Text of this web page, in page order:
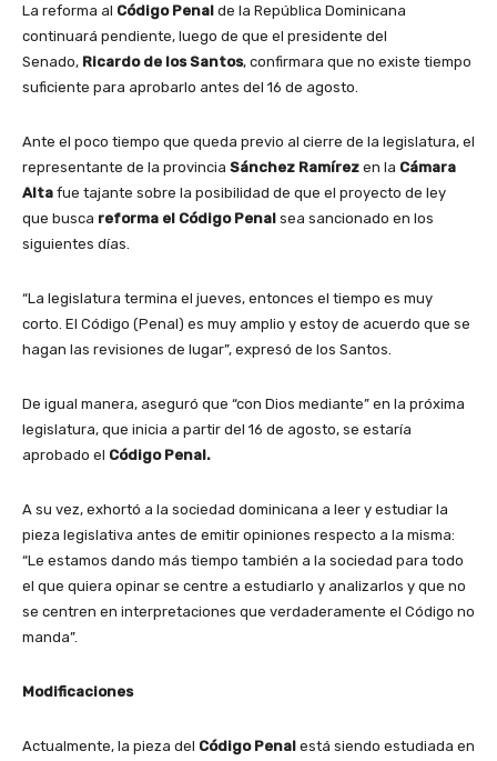
La reforma al Código Penal de la República Dominicana
continuará pendiente, luego de que el presidente del
Senado, Ricardo de los Santos, confirmara que no existe tiempo
suficiente para aprobarlo antes del 16 de agosto.
Ante el poco tiempo que queda previo al cierre de la legislatura, el
representante de la provincia Sánchez Ramírez en la Cámara
Alta fue tajante sobre la posibilidad de que el proyecto de ley
que busca reforma el Código Penal sea sancionado en los
siguientes días.
“La legislatura termina el jueves, entonces el tiempo es muy
corto. El Código (Penal) es muy amplio y estoy de acuerdo que se
hagan las revisiones de lugar”, expresó de los Santos.
De igual manera, aseguró que “con Dios mediante” en la próxima
legislatura, que inicia a partir del 16 de agosto, se estaría
aprobado el Código Penal.
A su vez, exhortó a la sociedad dominicana a leer y estudiar la
pieza legislativa antes de emitir opiniones respecto a la misma:
“Le estamos dando más tiempo también a la sociedad para todo
el que quiera opinar se centre a estudiarlo y analizarlos y que no
se centren en interpretaciones que verdaderamente el Código no
manda”.
Modificaciones
Actualmente, la pieza del Código Penal está siendo estudiada en